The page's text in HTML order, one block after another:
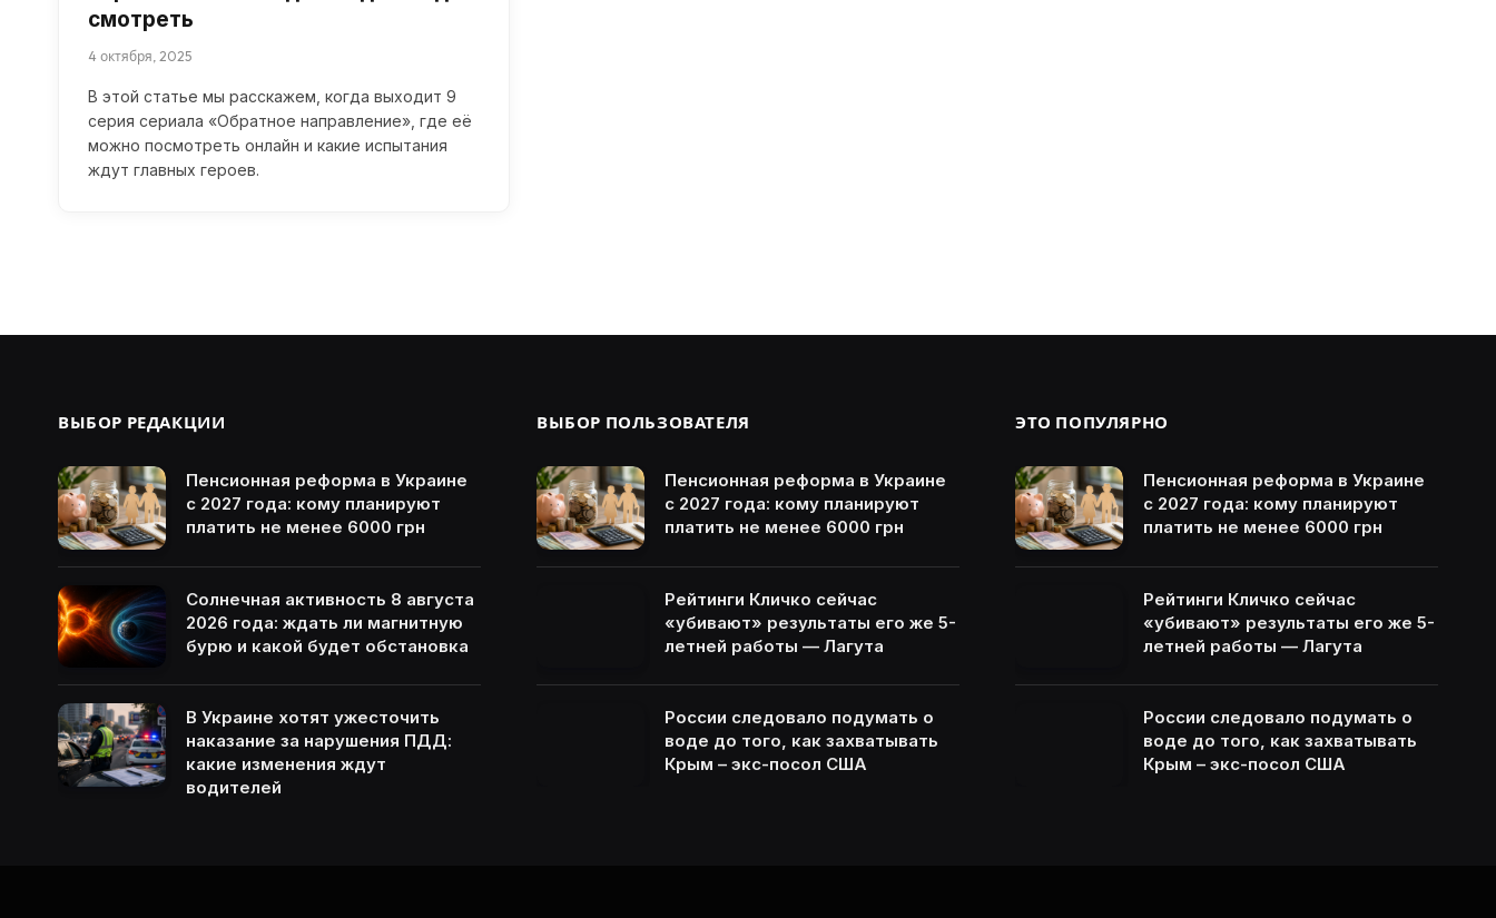
смотреть
4 октября, 2025
В этой статье мы расскажем, когда выходит 9
серия сериала «Обратное направление», где её
можно посмотреть онлайн и какие испытания
ждут главных героев.
ВЫБОР РЕДАКЦИИ
Пенсионная реформа в Украине
с 2027 года: кому планируют
платить не менее 6000 грн
Солнечная активность 8 августа
2026 года: ждать ли магнитную
бурю и какой будет обстановка
В Украине хотят ужесточить
наказание за нарушения ПДД:
какие изменения ждут
водителей
ВЫБОР ПОЛЬЗОВАТЕЛЯ
Пенсионная реформа в Украине
с 2027 года: кому планируют
платить не менее 6000 грн
Рейтинги Кличко сейчас
«убивают» результаты его же 5-
летней работы — Лагута
России следовало подумать о
воде до того, как захватывать
Крым – экс-посол США
ЭТО ПОПУЛЯРНО
Пенсионная реформа в Украине
с 2027 года: кому планируют
платить не менее 6000 грн
Рейтинги Кличко сейчас
«убивают» результаты его же 5-
летней работы — Лагута
России следовало подумать о
воде до того, как захватывать
Крым – экс-посол США